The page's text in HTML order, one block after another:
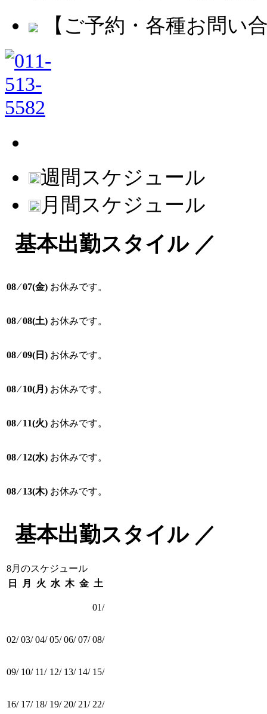
【ご予約・各種お問い
週間スケジュール
月間スケジュール
基本出勤スタイル ／
08 ⁄ 07(金) お休みです。
08 ⁄ 08(土) お休みです。
08 ⁄ 09(日) お休みです。
08 ⁄ 10(月) お休みです。
08 ⁄ 11(火) お休みです。
08 ⁄ 12(水) お休みです。
08 ⁄ 13(木) お休みです。
基本出勤スタイル ／
8月のスケジュール
日
月 火 水 木 金 土
01/
02/ 03/ 04/ 05/ 06/ 07/ 08/
09/ 10/ 11/ 12/ 13/ 14/ 15/
16/ 17/ 18/ 19/ 20/ 21/ 22/